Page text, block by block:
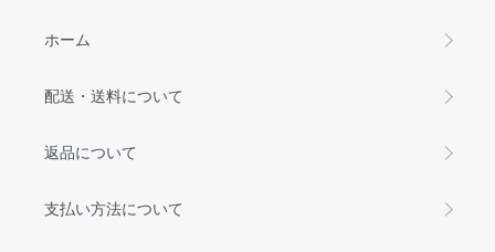
ホーム
配送・送料について
返品について
支払い方法について